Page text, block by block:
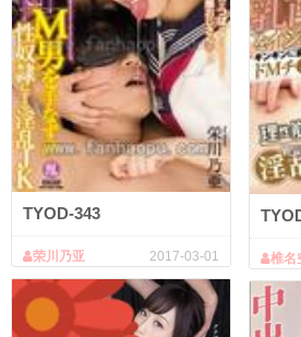
TYOD-343
2017-03-01
荣川乃亚 椎名